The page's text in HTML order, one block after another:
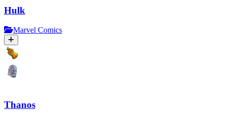
Hulk
Marvel Comics
Thanos